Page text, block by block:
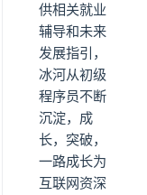
供相关就业
辅导和未来
发展指引，
冰河从初级
程序员不断
沉淀，成
长，突破，
一路成长为
互联网资深